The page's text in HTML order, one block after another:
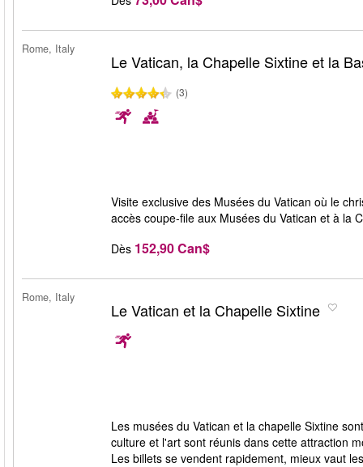
Rome, Italy
Le Vatican, la Chapelle Sixtine et la
(3)
Visite exclusive des Musées du Vatican où le
accès coupe-file aux Musées du Vatican et à la
Dès 152,90 Can$
Rome, Italy
Le Vatican et la Chapelle Sixtine
Les musées du Vatican et la chapelle Sixtine
culture et l'art sont réunis dans cette attraction
Les billets se vendent rapidement, mieux vaut